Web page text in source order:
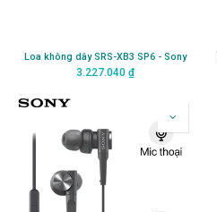
Loa không dây SRS-XB3 SP6 - Sony
3.227.040 ₫